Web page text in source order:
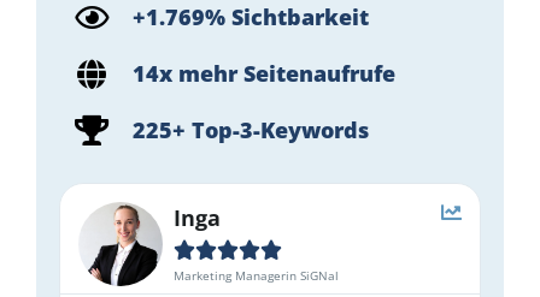
+1.769% Sichtbarkeit
14x mehr Seitenaufrufe
225+ Top-3-Keywords
Inga

Marketing Managerin SiGNal